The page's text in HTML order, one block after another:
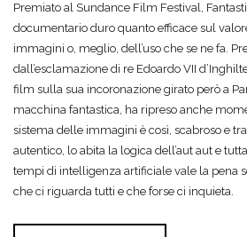
Premiato al Sundance Film Festival,
documentario duro quanto efficace sul
immagini o, meglio, dell’uso che se ne fa.
dall’esclamazione di re Edoardo VII
film sulla sua incoronazione girato però a
macchina fantastica, ha ripreso anche
sistema delle immagini è così, scabroso e
autentico, lo abita la logica dell’aut aut e
tempi di intelligenza artificiale vale la pena
che ci riguarda tutti e che forse ci inquieta.